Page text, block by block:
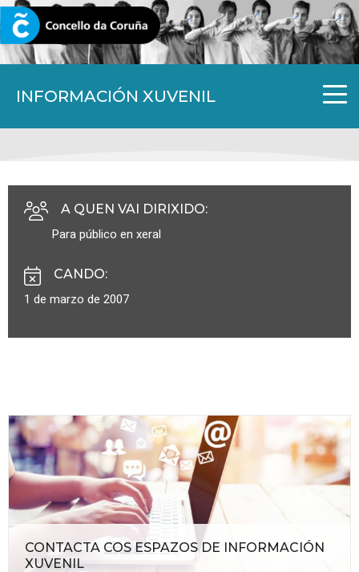
INFORMACIÓN XUVENIL
CORUNA.GAL
A QUEN VAI DIRIXIDO:
Para público en xeral
CANDO:
1 de marzo de 2007
CONTACTA COS ESPAZOS DE INFORMACIÓN
XUVENIL